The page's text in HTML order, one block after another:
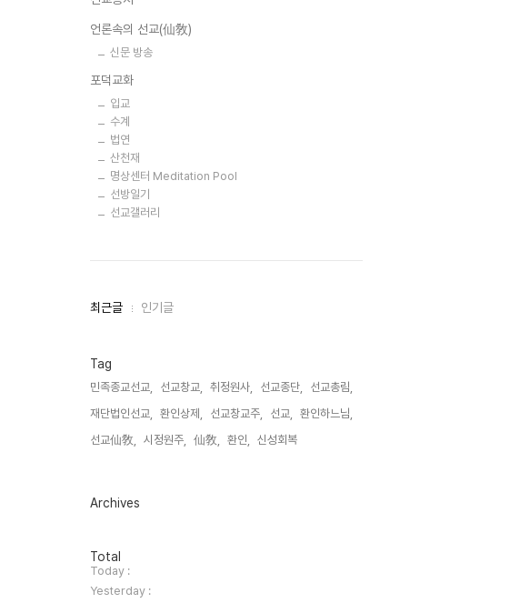
언론속의 선교(仙敎)
신문 방송
포덕교화
입교
수계
법연
산천재
명상센터 Meditation Pool
선방일기
선교갤러리
최
인
글
최근글 인기글
Tag
민족종교선교, 선교창교, 취정원사, 선교종단,
선교총림,
재단법인선교,
환인상제, 선교창교주, 선교,
환인하느님,
선교仙敎,
시정원주, 仙敎, 환인, 신성회복,
Archives
방
문
자
수
Total
Today :
Yesterday :